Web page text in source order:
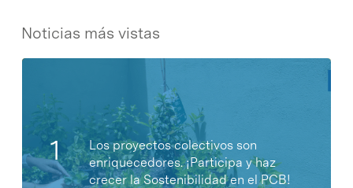
Noticias más vistas
Los proyectos colectivos son
enriquecedores. ¡Participa y haz
crecer la Sostenibilidad en el PCB!